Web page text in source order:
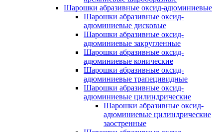
Шарошки абразивные оксид-адюминиевые
Шарошки абразивные оксид-
адюминиевые дисковые
Шарошки абразивные оксид-
адюминиевые закругленные
Шарошки абразивные оксид-
адюминиевые конические
Шарошки абразивные оксид-
адюминиевые трапецивидные
Шарошки абразивные оксид-
адюминиевые цилиндрические
Шарошки абразивные оксид-
адюминиевые цилиндрические
заостренные